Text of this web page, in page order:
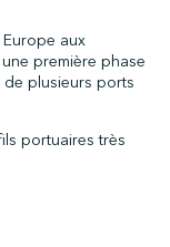
aux
première phase
de plusieurs ports
portuaires très